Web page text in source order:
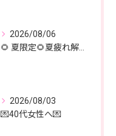
2026/08/06
2026/08/03
💌40代女性へ💌